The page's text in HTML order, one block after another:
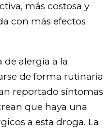
más costosa y
con más efectos
de alergia a la
de forma rutinaria
reportado síntomas
que haya una
a esta droga. La